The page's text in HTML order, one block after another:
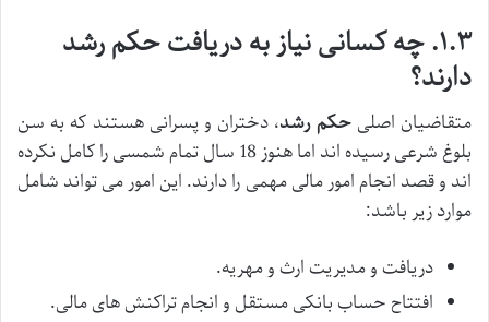
۱.۳. چه کسانی نیاز به دریافت حکم رشد
دارند؟
متقاضیان اصلیحکم رشد، دختران و پسرانی هستند که به سن
بلوغ شرعی رسیده اند اما هنوز 18 سال تمام شمسی را کامل نکرده
اند و قصد انجام امور مالی مهمی را دارند. این امور می تواند شامل
موارد زیر باشد:
دریافت و مدیریت ارث و مهریه.
افتتاح حساب بانکی مستقل و انجام تراکنش های مالی.